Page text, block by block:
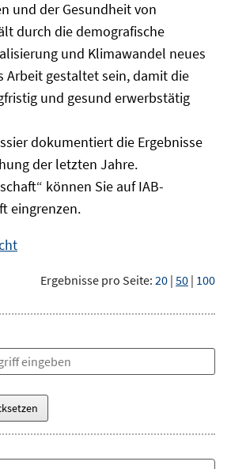
und der Gesundheit von
durch die demografische
und Klimawandel neues
Arbeit gestaltet sein, damit die
und gesund erwerbstätig
dokumentiert die Ergebnisse
der letzten Jahre.
können Sie auf IAB-
eingrenzen.
Ergebnisse pro Seite: 20 | 50 | 100